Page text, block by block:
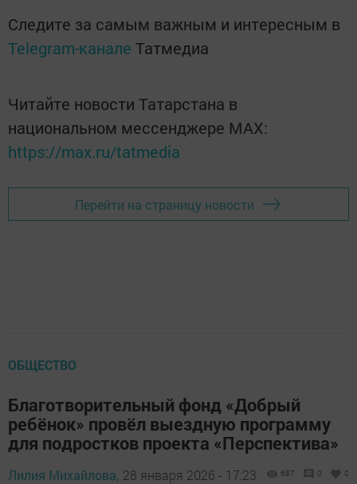
Следите за самым важным и интересным в
Telegram-канале Татмедиа
Читайте новости Татарстана в
национальном мессенджере MАХ:
https://max.ru/tatmedia
Перейти на страницу новости
ОБЩЕСТВО
Благотворительный фонд «Добрый
ребёнок» провёл выездную программу
для подростков проекта «Перспектива»
Лилия Михайлова, 28 января 2026 - 17:23 687 0 0